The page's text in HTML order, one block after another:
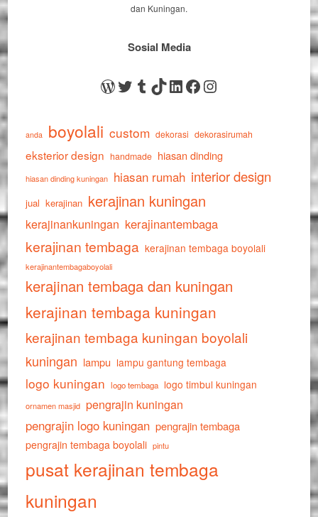
dan Kuningan.
Sosial Media
WordPress
Twitter
Tumblr
TikTok
LinkedIn
Facebook
Instagram
anda boyolali custom dekorasi dekorasirumah
eksterior design handmade hiasan dinding
hiasan dinding kuningan hiasan rumah interior design
jual kerajinan kerajinan kuningan
kerajinankuningan kerajinantembaga
kerajinan tembaga kerajinan tembaga boyolali
kerajinantembagaboyolali
kerajinan tembaga dan kuningan
kerajinan tembaga kuningan
kerajinan tembaga kuningan boyolali
kuningan lampu lampu gantung tembaga
logo kuningan logo tembaga logo timbul kuningan
ornamen masjid pengrajin kuningan
pengrajin logo kuningan pengrajin tembaga
pengrajin tembaga boyolali pintu
pusat kerajinan tembaga
kuningan